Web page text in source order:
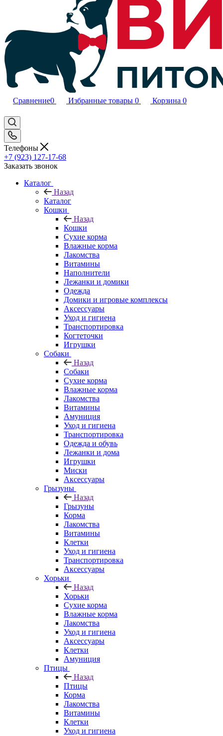
Сравнение0 Избранные товары 0 Корзина 0
Телефоны
+7 (923) 127-17-68
Заказать звонок
Каталог
Назад
Каталог
Кошки
Назад
Кошки
Сухие корма
Влажные корма
Лакомства
Витамины
Наполнители
Лежанки и домики
Одежда
Домики и игровые комплексы
Аксессуары
Уход и гигиена
Транспортировка
Когтеточки
Игрушки
Собаки
Назад
Собаки
Сухие корма
Влажные корма
Лакомства
Витамины
Амуниция
Уход и гигиена
Транспортировка
Одежда и обувь
Лежанки и дома
Игрушки
Миски
Аксессуары
Грызуны
Назад
Грызуны
Корма
Лакомства
Витамины
Клетки
Уход и гигиена
Транспортировка
Аксессуары
Хорьки
Назад
Хорьки
Сухие корма
Влажные корма
Лакомства
Уход и гигиена
Аксессуары
Клетки
Амуниция
Птицы
Назад
Птицы
Корма
Лакомства
Витамины
Клетки
Уход и гигиена